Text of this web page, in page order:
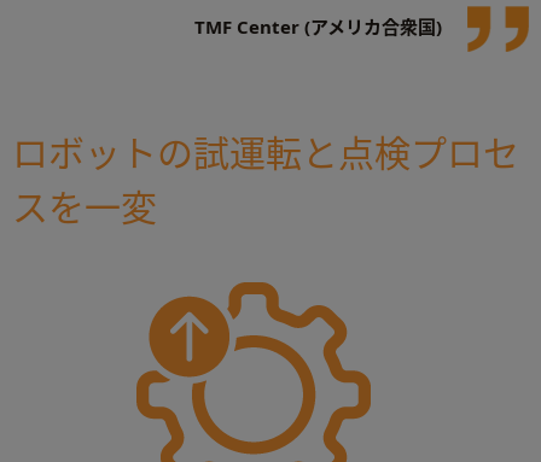
TMF Center (アメリカ合衆国)
ロボットの試運転と点検プロセ
スを一変